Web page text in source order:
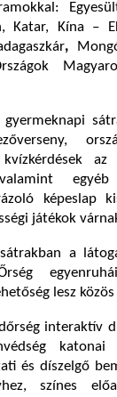
Katar, Kína –
,
gyermeknapi
kvízkérdések
képeslap
játékok
a
lesz
interaktív
katonai
és díszelgő
színes